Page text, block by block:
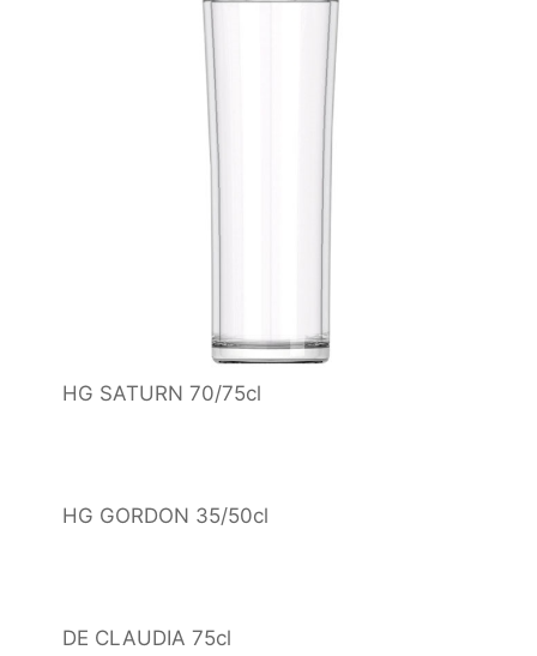
HG SATURN 70/75cl
HG GORDON 35/50cl
DE CLAUDIA 75cl